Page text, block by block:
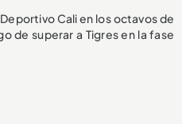
Cali en los octavos de
de superar a Tigres en la fase